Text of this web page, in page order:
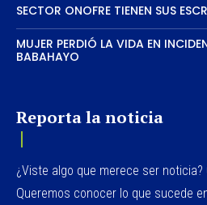
SECTOR ONOFRE TIENEN SUS
MUJER PERDIÓ LA VIDA EN
BABAHAYO
Reporta la noticia
¿Viste algo que merece ser
Queremos conocer lo que sucede